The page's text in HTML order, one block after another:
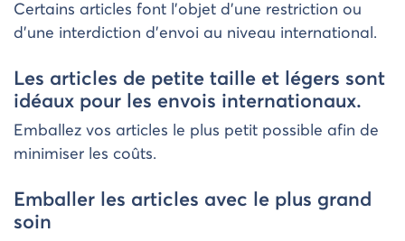
Certains articles font l’objet d’une restriction ou
d’une interdiction d’envoi au niveau international.
Les articles de petite taille et légers sont
idéaux pour les envois internationaux.
Emballez vos articles le plus petit possible afin de
minimiser les coûts.
Emballer les articles avec le plus grand
soin